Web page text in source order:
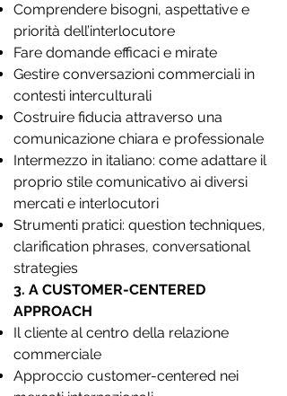
Comprendere bisogni, aspettative e
priorità dell’interlocutore
Fare domande efficaci e mirate
Gestire conversazioni commerciali in
contesti interculturali
Costruire fiducia attraverso una
comunicazione chiara e professionale
Intermezzo in italiano: come adattare il
proprio stile comunicativo ai diversi
mercati e interlocutori
Strumenti pratici: question techniques,
clarification phrases, conversational
strategies
3. A CUSTOMER-CENTERED
APPROACH
Il cliente al centro della relazione
commerciale
Approccio customer-centered nei